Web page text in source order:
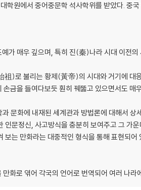
四)
庫)
학원에서 중어중문학 석사학위를 받았다. 중
가 매우 깊으며, 특히 진(秦)나라 시대 이전
)로 불리는 황제(黃帝)의 시대와 거기에 대
금을 들여다보듯 훤히 꿰뚫고 있으면서도 매
문화에 내재된 세계관과 방법론에 대해서
인문정신, 사고방식을 충분히 보여주고 그 가
보는 만화라는 대중적인 형식을 통해 표현되
만화로 엮어 각국의 언어로 번역되어 여러 나라